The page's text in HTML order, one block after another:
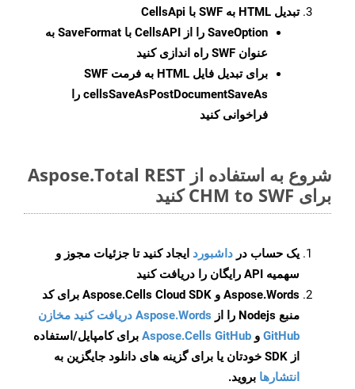
تبدیل HTML به SWF با CellsApi
SaveOption
را از CellsAPI با SaveFormat به
عنوان SWF راه اندازی کنید
برای تبدیل فایل HTML به فرمت
SWF
cellsSaveAsPostDocumentSaveAs را
فراخوانی کنید
شروع به استفاده از Aspose.Total REST
برای CHM to SWF کنید
یک حساب در داشبورد ایجاد کنید تا جزئیات مجوز و
سهمیه API رایگان را دریافت کنید
Aspose.Words و Aspose.Cells Cloud SDK برای کد
منبع Nodejs را از
Aspose.Words دریافت کنید مخازن
GitHub و Aspose.Cells GitHub برای کامپایل/استفاده
از SDK خودتان یا برای گزینه های دانلود جایگزین به
انتشارها بروید.